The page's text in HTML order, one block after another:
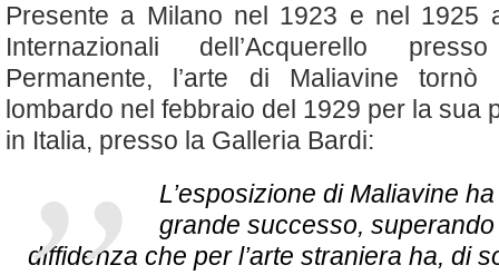
Presente a Milano nel 1923 e nel 1925
Internazionali dell’Acquerello
Permanente, l’arte di Maliavine tornò
lombardo nel febbraio del 1929 per la sua
in Italia, presso la Galleria Bardi:
L’esposizione di Maliavine
grande successo,
diffidenza che per l’arte straniera ha, di